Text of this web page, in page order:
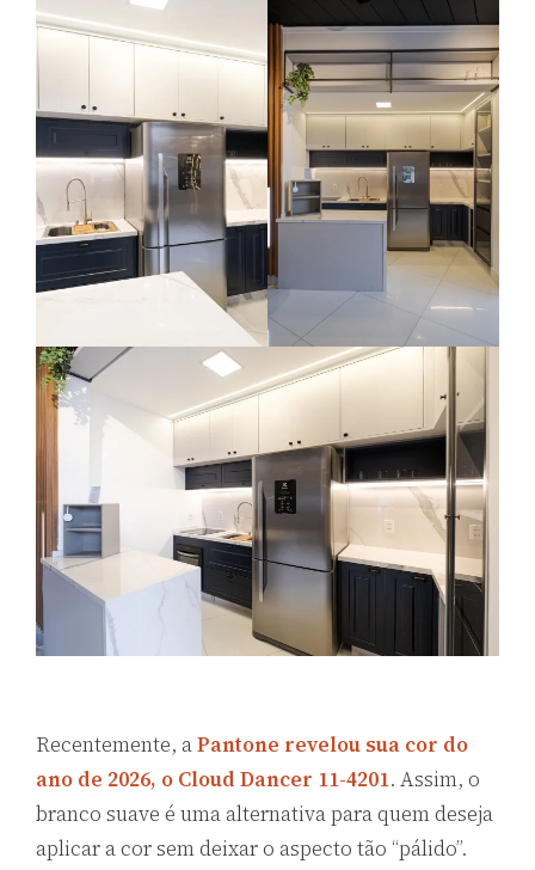
Recentemente, aPantone revelou sua cor do
ano de 2026, o Cloud Dancer 11-4201. Assim, o
branco suave é uma alternativa para quem deseja
aplicar a cor sem deixar o aspecto tão “pálido”.